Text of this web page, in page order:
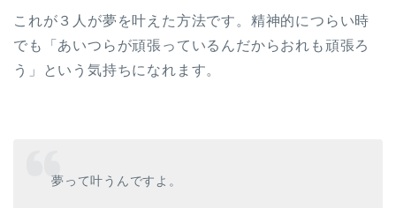
これが３人が夢を叶えた方法です。精神的につらい時
でも「あいつらが頑張っているんだからおれも頑張ろ
う」という気持ちになれます。
夢って叶うんですよ。